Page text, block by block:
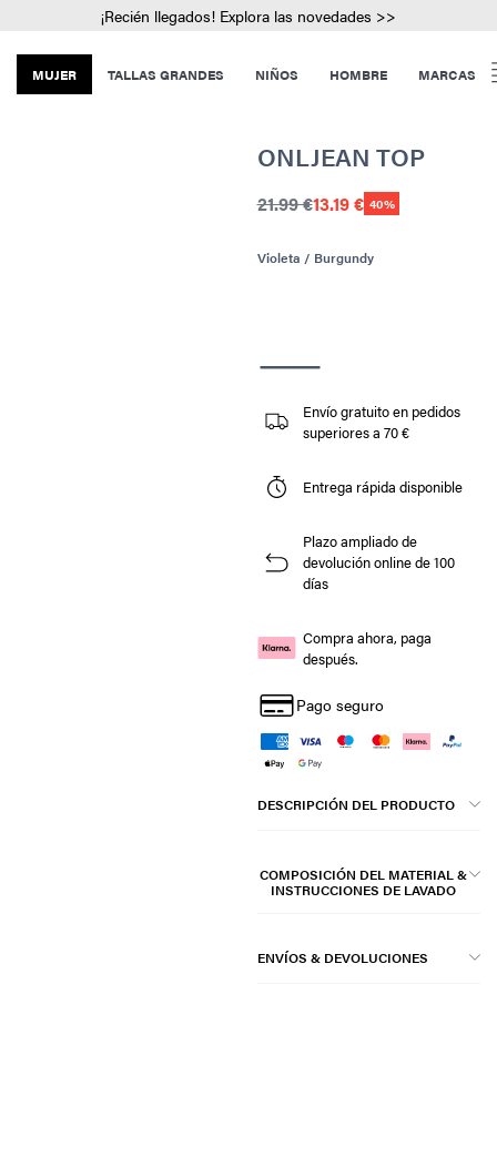
¡Recién llegados! Explora las novedades >>
MUJER TALLAS GRANDES NIÑOS HOMBRE MARCAS
ONLJEAN TOP
21.99 €13.19 € 40%
Violeta / Burgundy
Envío gratuito en pedidos
superiores a 70 €
Entrega rápida disponible
Plazo ampliado de
devolución online de 100
días
Compra ahora, paga
después.
Pago seguro
DESCRIPCIÓN DEL PRODUCTO
COMPOSICIÓN DEL MATERIAL &
INSTRUCCIONES DE LAVADO
ENVÍOS & DEVOLUCIONES